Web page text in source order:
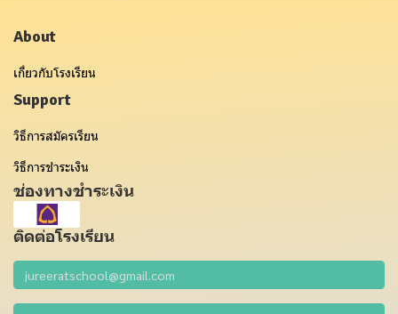
About
เกี่ยวกับโรงเรียน
Support
วิธีการสมัครเรียน
วิธีการชำระเงิน
ช่องทางชำระเงิน
ติดต่อโรงเรียน